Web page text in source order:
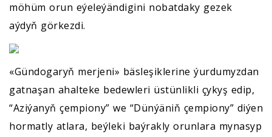
möhüm orun eýeleýändigini nobatdaky gezek
aýdyň görkezdi.
«Gündogaryň merjeni» bäsleşiklerine ýurdumyzdan
gatnaşan ahalteke bedewleri üstünlikli çykyş edip,
“Aziýanyň çempiony” we “Dünýäniň çempiony” diýen
hormatly atlara, beýleki baýrakly orunlara mynasyp